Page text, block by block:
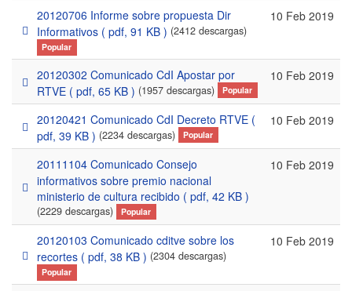
pdf
20120706 Informe sobre propuesta Dir
Informativos ( pdf, 91 KB ) (2412 descargas)
Popular
10 Feb 2019
pdf
20120302 Comunicado CdI Apostar por
RTVE ( pdf, 65 KB ) (1957 descargas) Popular
10 Feb 2019
pdf
20120421 Comunicado CdI Decreto RTVE (
pdf, 39 KB ) (2234 descargas) Popular
10 Feb 2019
pdf
20111104 Comunicado Consejo
informativos sobre premio nacional
ministerio de cultura recibido ( pdf, 42 KB )
(2229 descargas) Popular
10 Feb 2019
pdf
20120103 Comunicado cditve sobre los
recortes ( pdf, 38 KB ) (2304 descargas)
Popular
10 Feb 2019